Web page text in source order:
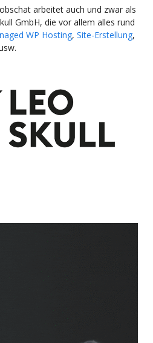
arbeitet auch und zwar als
GmbH, die vor allem alles rund
WP Hosting, Site-Erstellung,